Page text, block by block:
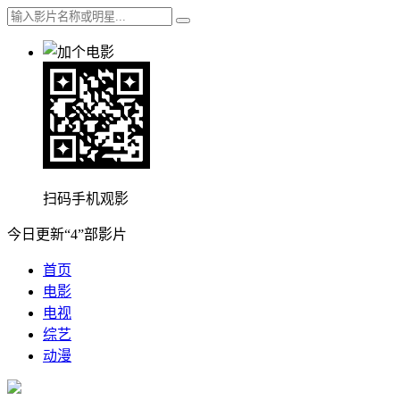
扫码手机观影
今日更新“4”部影片
首页
电影
电视
综艺
动漫